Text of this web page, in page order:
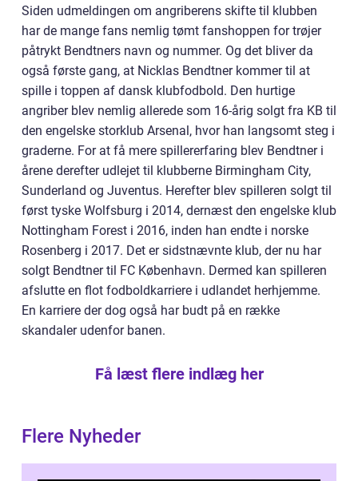
Siden udmeldingen om angriberens skifte til klubben
har de mange fans nemlig tømt fanshoppen for trøjer
påtrykt Bendtners navn og nummer. Og det bliver da
også første gang, at Nicklas Bendtner kommer til at
spille i toppen af dansk klubfodbold. Den hurtige
angriber blev nemlig allerede som 16-årig solgt fra KB til
den engelske storklub Arsenal, hvor han langsomt steg i
graderne. For at få mere spillererfaring blev Bendtner i
årene derefter udlejet til klubberne Birmingham City,
Sunderland og Juventus. Herefter blev spilleren solgt til
først tyske Wolfsburg i 2014, dernæst den engelske klub
Nottingham Forest i 2016, inden han endte i norske
Rosenberg i 2017. Det er sidstnævnte klub, der nu har
solgt Bendtner til FC København. Dermed kan spilleren
afslutte en flot fodboldkarriere i udlandet herhjemme.
En karriere der dog også har budt på en række
skandaler udenfor banen.
Få læst flere indlæg her
Flere Nyheder